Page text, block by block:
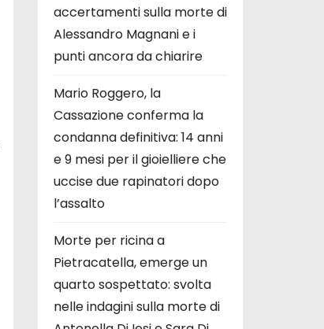
accertamenti sulla morte di
Alessandro Magnani e i
punti ancora da chiarire
Mario Roggero, la
Cassazione conferma la
condanna definitiva: 14 anni
e 9 mesi per il gioielliere che
uccise due rapinatori dopo
l’assalto
Morte per ricina a
Pietracatella, emerge un
quarto sospettato: svolta
nelle indagini sulla morte di